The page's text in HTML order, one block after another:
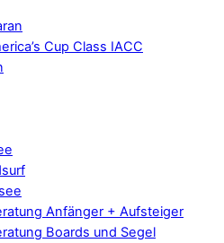
Cup Class IACC
Anfänger + Aufsteiger
Boards und Segel